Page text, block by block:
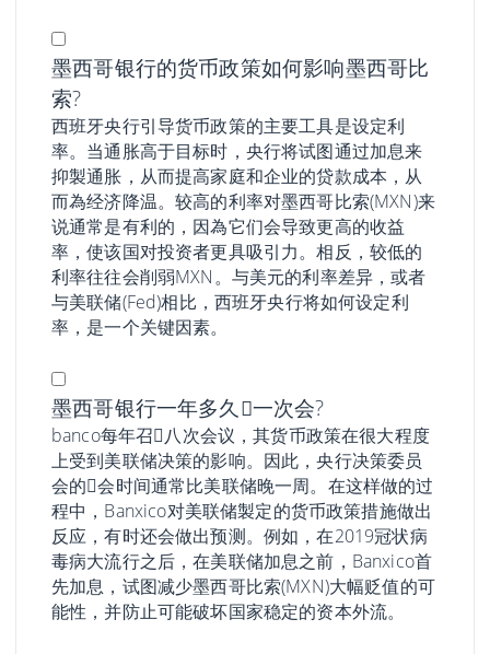
墨西哥银行的货币政策如何影响墨西哥比
索?
西班牙央行引导货币政策的主要工具是设定利
率。当通胀高于目标时，央行将试图通过加息来
抑製通胀，从而提高家庭和企业的贷款成本，从
而為经济降温。较高的利率对墨西哥比索(MXN)来
说通常是有利的，因為它们会导致更高的收益
率，使该国对投资者更具吸引力。相反，较低的
利率往往会削弱MXN。与美元的利率差异，或者
与美联储(Fed)相比，西班牙央行将如何设定利
率，是一个关键因素。
墨西哥银行一年多久𫔭一次会?
banco每年召𫔭八次会议，其货币政策在很大程度
上受到美联储决策的影响。因此，央行决策委员
会的𫔭会时间通常比美联储晚一周。在这样做的过
程中，Banxico对美联储製定的货币政策措施做出
反应，有时还会做出预测。例如，在2019冠状病
毒病大流行之后，在美联储加息之前，Banxico首
先加息，试图减少墨西哥比索(MXN)大幅贬值的可
能性，并防止可能破坏国家稳定的资本外流。